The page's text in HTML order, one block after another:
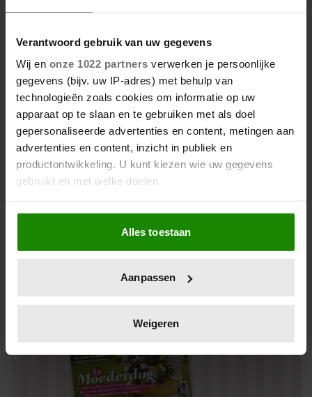
Verantwoord gebruik van uw gegevens
Wij en onze 1022 partners verwerken je persoonlijke
gegevens (bijv. uw IP-adres) met behulp van
technologieën zoals cookies om informatie op uw
apparaat op te slaan en te gebruiken met als doel
gepersonaliseerde advertenties en content, metingen aan
advertenties en content, inzicht in publiek en
productontwikkeling. U kunt kiezen wie uw gegevens
gebruikt en met welke doelen.
Als u het toestaat, willen we ook graag:
Informatie verzamelen over uw geografische locatie,
die tot een paar meter nauwkeurig kan zijn
op specifieke eigenschappen (fingerprinting)
verwerkt en stel uw voorkeuren in het
intrekken in de Cookieverklaring.
We gebruiken cookies om content en advertenties te
Alles toestaan
Aanpassen
Weigeren
De nieuwe Mijn Geheim ligt nu in de winkel
Abonneren
Digitaal lezen
Los kopen